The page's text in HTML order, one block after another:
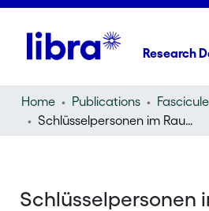
Research
Home Publications
Schlüsselpersonen im Raum Biel: Zivilgesellschaftliches Engagement von Menschen mit Migrationserfahrung in der Integrationsarbeit
Schlüsselpersonen